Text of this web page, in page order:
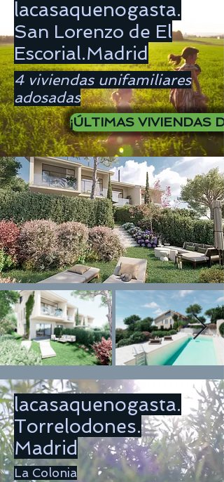
lacasaquenogasta.
San Lorenzo de El
Escorial.Madrid
4 viviendas unifamiliares
adosadas
¡ÚLTIMAS VIVIENDAS
lacasaquenogasta.
Torrelodones.
Madrid
La Colonia